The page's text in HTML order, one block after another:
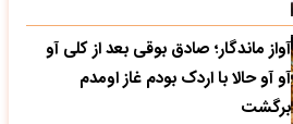
آواز ماندگار؛ صادق بوقی بعد از کلی آو
آو آو حالا با اردک بودم غاز اومدم
برگشت